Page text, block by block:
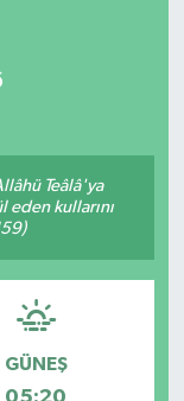
Teâlâ'ya
eden kullarını
GÜNEŞ